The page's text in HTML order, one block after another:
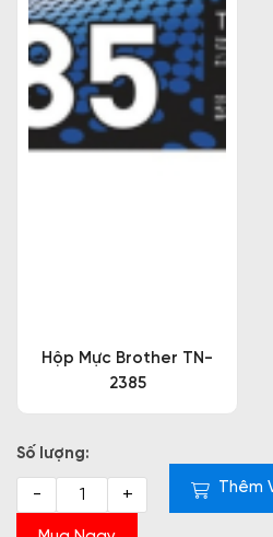
Hộp Mực Brother TN-
2385
Số lượng:
- + Thêm